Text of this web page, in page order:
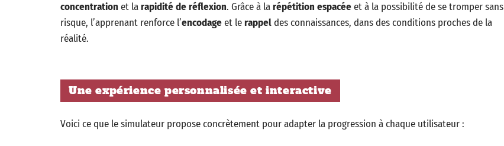
concentration et larapidité de réflexion. Grâce à larépétition espacéeet à la possibilité de se tromper sans
risque, l’apprenant renforce l’encodageet lerappeldes connaissances, dans des conditions proches de la
réalité.
Une expérience personnalisée et interactive
Voici ce que le simulateur propose concrètement pour adapter la progression à chaque utilisateur :